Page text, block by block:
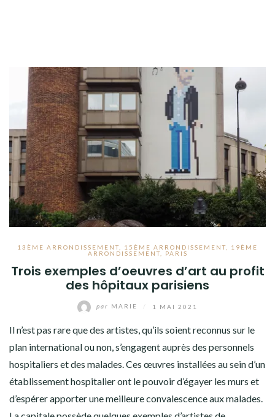
13ÈME ARRONDISSEMENT 15ÈME ARRONDISSEMENT
19ÈME
ARRONDISSEMENT, PARIS
Trois exemples d’oeuvres d’art au profit
des hôpitaux parisiens
par MARIE 1 MAI 2021
Il n’est pas rare que des artistes, qu’ils soient reconnus sur le
plan international ou non, s’engagent auprès des personnels
hospitaliers et des malades. Ces œuvres installées au sein d’un
établissement hospitalier ont le pouvoir d’égayer les murs et
d’espérer apporter une meilleure convalescence aux malades.